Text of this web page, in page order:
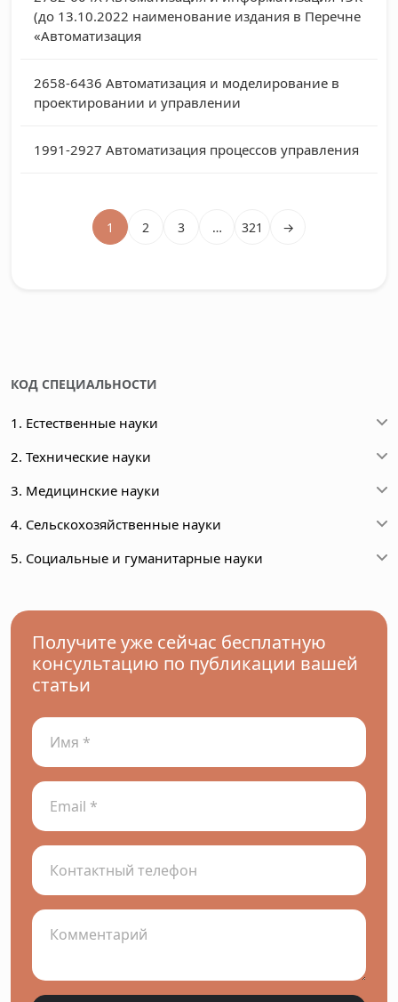
(до 13.10.2022 наименование издания в Перечне
«Автоматизация
2658-6436 Автоматизация и моделирование в
проектировании и управлении
1991-2927 Автоматизация процессов управления
1 2 3 … 321 →
КОД СПЕЦИАЛЬНОСТИ
1. Естественные науки
2. Технические науки
3. Медицинские науки
4. Сельскохозяйственные науки
5. Социальные и гуманитарные науки
Получите уже сейчас бесплатную
консультацию по публикации вашей
статьи